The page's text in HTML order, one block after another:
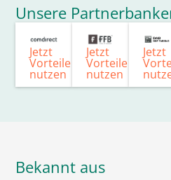
Unsere
Jetzt
Vorteile
nutzen
Jetzt
Vorteile
nutzen
Jetzt
Bekannt aus